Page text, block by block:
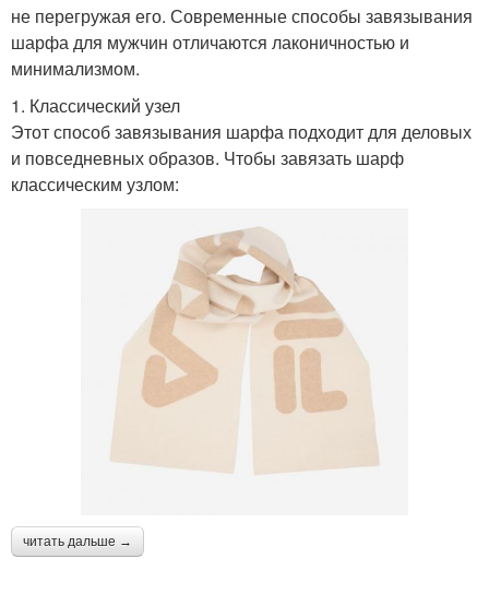
не перегружая его. Современные способы завязывания
шарфа для мужчин отличаются лаконичностью и
минимализмом.
1. Классический узел
Этот способ завязывания шарфа подходит для деловых
и повседневных образов. Чтобы завязать шарф
классическим узлом:
читать дальше →